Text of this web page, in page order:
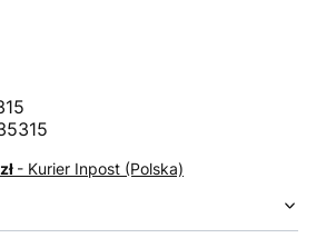
- Kurier Inpost (Polska)